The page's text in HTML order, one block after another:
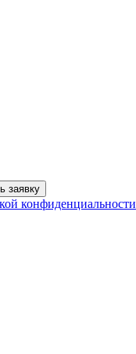
заявку
конфиденциальности